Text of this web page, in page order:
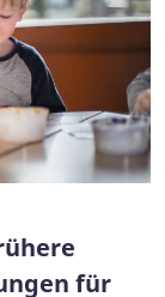
für